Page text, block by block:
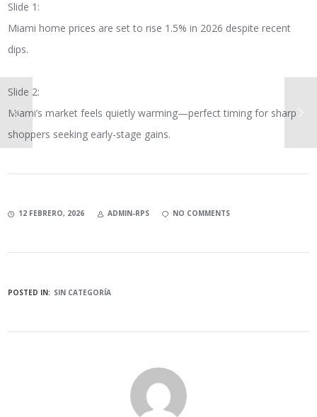
Slide 1:
Miami home prices are set to rise 1.5% in 2026 despite recent
dips.
Slide 2:
Miami’s market feels quietly warming—perfect timing for sharp
shoppers seeking early-stage gains.
12 FEBRERO, 2026 ADMIN-RPS NO COMMENTS
POSTED IN: SIN CATEGORÍA